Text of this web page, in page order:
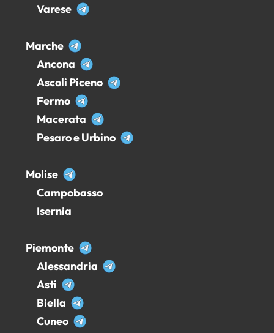
Varese
Marche
Ancona
Ascoli Piceno
Fermo
Macerata
Pesaro e Urbino
Molise
Campobasso
Isernia
Piemonte
Alessandria
Asti
Biella
Cuneo